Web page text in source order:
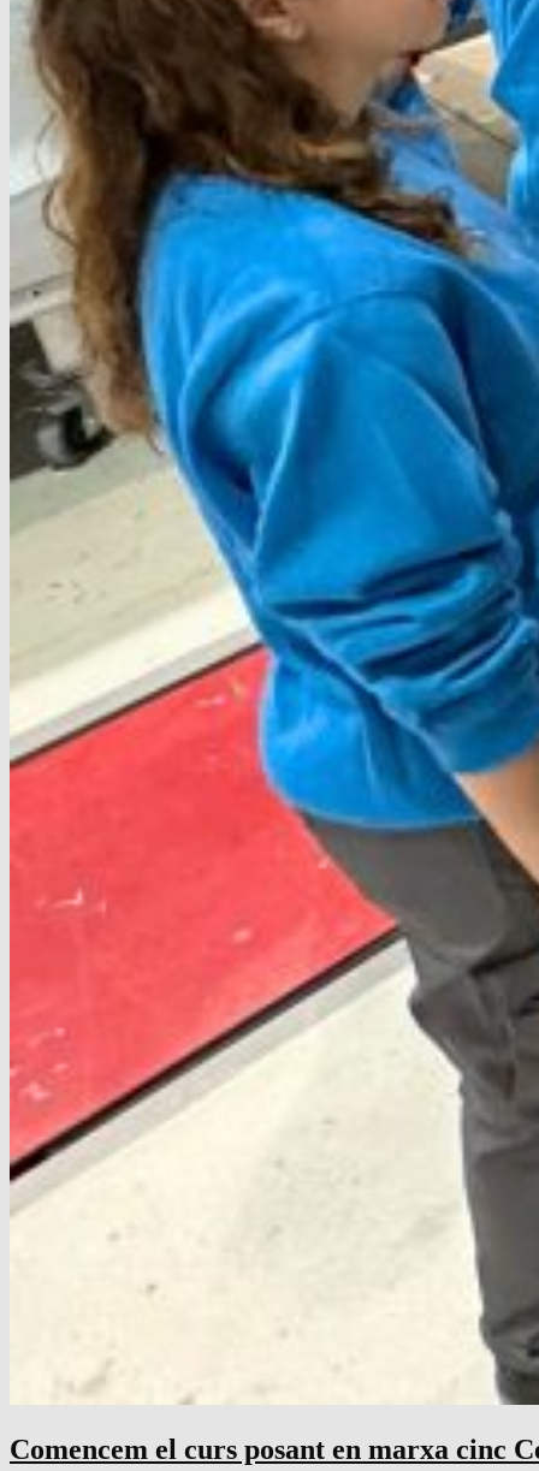
Comencem el curs posant en marxa cinc